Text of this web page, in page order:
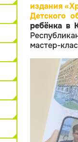
издания
Детского
ребёнка в
мастер-